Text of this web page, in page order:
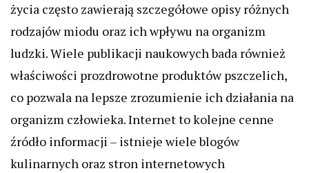
życia często zawierają szczegółowe opisy różnych
rodzajów miodu oraz ich wpływu na organizm
ludzki. Wiele publikacji naukowych bada również
właściwości prozdrowotne produktów pszczelich,
co pozwala na lepsze zrozumienie ich działania na
organizm człowieka. Internet to kolejne cenne
źródło informacji – istnieje wiele blogów
kulinarnych oraz stron internetowych